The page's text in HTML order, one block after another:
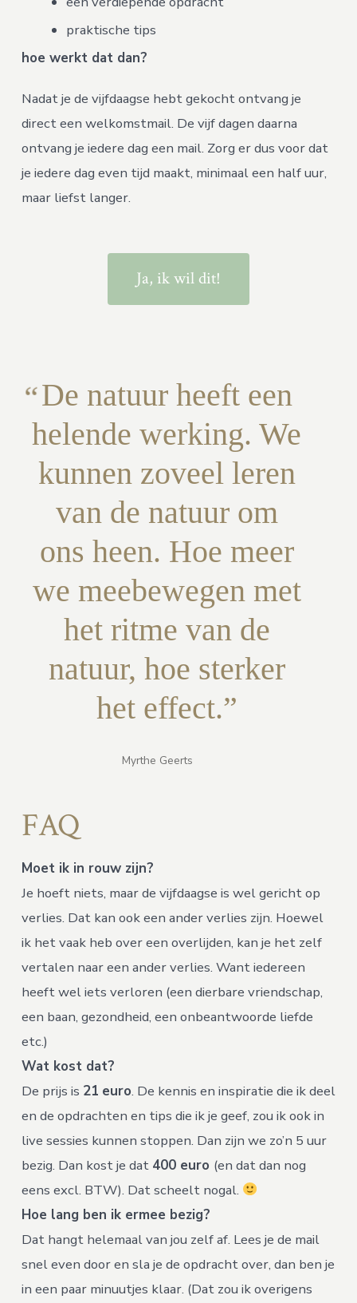
praktische tips
hoe werkt dat dan?
Nadat je de vijfdaagse hebt gekocht ontvang je
direct een welkomstmail. De vijf dagen daarna
ontvang je iedere dag een mail. Zorg er dus voor dat
je iedere dag even tijd maakt, minimaal een half uur,
maar liefst langer.
Ja, ik wil dit!
De natuur heeft een
helende werking. We
kunnen zoveel leren
van de natuur om
ons heen. Hoe meer
we meebewegen met
het ritme van de
natuur, hoe sterker
het effect.
Myrthe Geerts
FAQ
Moet ik in rouw zijn?
Je hoeft niets, maar de vijfdaagse is wel gericht op
verlies. Dat kan ook een ander verlies zijn. Hoewel
ik het vaak heb over een overlijden, kan je het zelf
vertalen naar een ander verlies. Want iedereen
heeft wel iets verloren (een dierbare vriendschap,
een baan, gezondheid, een onbeantwoorde liefde
etc.)
Wat kost dat?
De prijs is 21 euro. De kennis en inspiratie die ik deel
en de opdrachten en tips die ik je geef, zou ik ook in
live sessies kunnen stoppen. Dan zijn we zo’n 5 uur
bezig. Dan kost je dat 400 euro (en dat dan nog
eens excl. BTW). Dat scheelt nogal.
Hoe lang ben ik ermee bezig?
Dat hangt helemaal van jou zelf af. Lees je de mail
snel even door en sla je de opdracht over, dan ben je
in een paar minuutjes klaar. (Dat zou ik overigens